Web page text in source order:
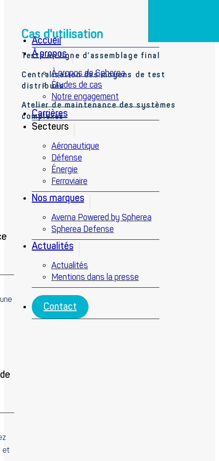
Accueil
À propos
À propos de Spherea
Études de cas
Notre engagement
Carrières
Secteurs
Aéronautique
Défense
Énergie
Ferroviaire
Nos marques
Averna Powered by Spherea
Spherea Defense
Actualités
Actualités
Mentions dans la presse
Contact
Cas d'utilisation
Tests en ligne d’assemblage final
Centralisation des moyens de test
distribués
Atelier de maintenance des systèmes
complexes
et